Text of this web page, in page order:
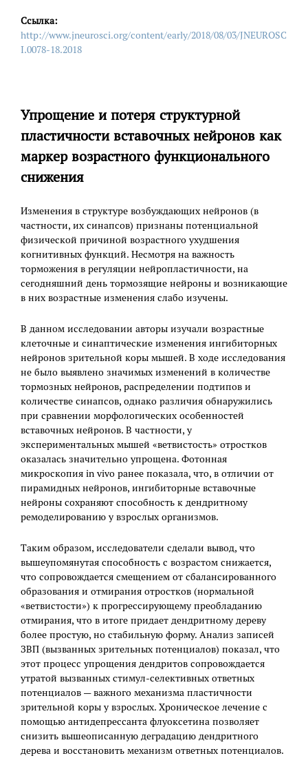
Ссылка:
http://www.jneurosci.org/content/early/2018/08/03/JNEUROSC
I.0078-18.2018
Упрощение и потеря структурной
пластичности вставочных нейронов как
маркер возрастного функционального
снижения
Изменения в структуре возбуждающих нейронов (в
частности, их синапсов) признаны потенциальной
физической причиной возрастного ухудшения
когнитивных функций. Несмотря на важность
торможения в регуляции нейропластичности, на
сегодняшний день тормозящие нейроны и возникающие
в них возрастные изменения слабо изучены.
В данном исследовании авторы изучали возрастные
клеточные и синаптические изменения ингибиторных
нейронов зрительной коры мышей. В ходе исследования
не было выявлено значимых изменений в количестве
тормозных нейронов, распределении подтипов и
количестве синапсов, однако различия обнаружились
при сравнении морфологических особенностей
вставочных нейронов. В частности, у
экспериментальных мышей «ветвистость» отростков
оказалась значительно упрощена. Фотонная
микроскопия in vivo ранее показала, что, в отличии от
пирамидных нейронов, ингибиторные вставочные
нейроны сохраняют способность к дендритному
ремоделированию у взрослых организмов.
Таким образом, исследователи сделали вывод, что
вышеупомянутая способность с возрастом снижается,
что сопровождается смещением от сбалансированного
образования и отмирания отростков (нормальной
«ветвистости») к прогрессирующему преобладанию
отмирания, что в итоге придает дендритному дереву
более простую, но стабильную форму. Анализ записей
ЗВП (вызванных зрительных потенциалов) показал, что
этот процесс упрощения дендритов сопровождается
утратой вызванных стимул-селективных ответных
потенциалов — важного механизма пластичности
зрительной коры у взрослых. Хроническое лечение с
помощью антидепрессанта флуоксетина позволяет
снизить вышеописанную деградацию дендритного
дерева и восстановить механизм ответных потенциалов.